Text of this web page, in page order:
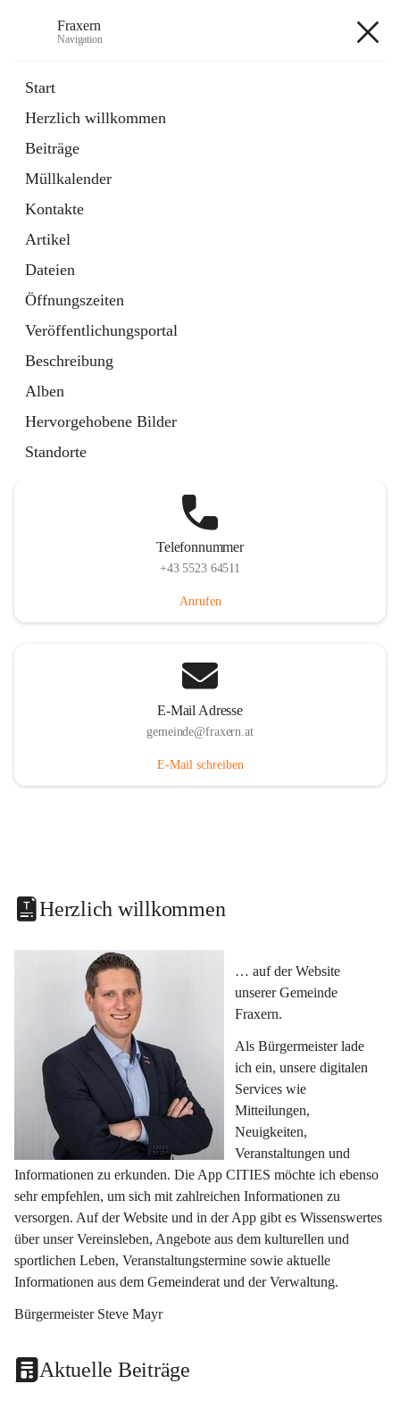
Fraxern
Navigation
Start
Herzlich willkommen
Beiträge
Müllkalender
Kontakte
Artikel
Dateien
Öffnungszeiten
Veröffentlichungsportal
Beschreibung
Alben
Hervorgehobene Bilder
Standorte
Ordner
in
Tab
Formulare
Artikel
öffnet
in
neuem
Tab
Telefonnummer
+43 5523 64511
Anrufen
E-Mail Adresse
gemeinde@fraxern.at
E-Mail schreiben
Herzlich willkommen
… auf der Website
unserer Gemeinde
Fraxern.
Als Bürgermeister lade
ich ein, unsere digitalen
Services wie
Mitteilungen,
Neuigkeiten,
Veranstaltungen und
Informationen zu erkunden. Die App CITIES möchte ich ebenso
sehr empfehlen, um sich mit zahlreichen Informationen zu
versorgen. Auf der Website und in der App gibt es Wissenswertes
über unser Vereinsleben, Angebote aus dem kulturellen und
sportlichen Leben, Veranstaltungstermine sowie aktuelle
Informationen aus dem Gemeinderat und der Verwaltung.
Bürgermeister Steve Mayr
Aktuelle Beiträge